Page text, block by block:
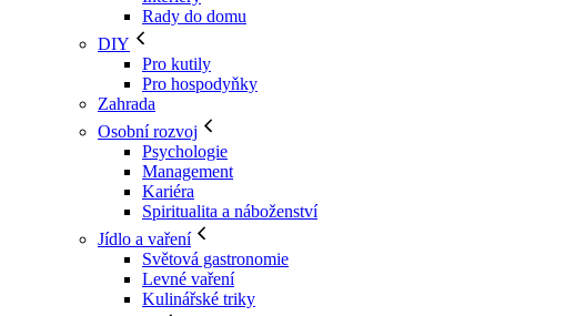
Rady do domu
DIY
Pro kutily
Pro hospodyňky
Zahrada
Osobní rozvoj
Psychologie
Management
Kariéra
Spiritualita a náboženství
Jídlo a vaření
Světová gastronomie
Levné vaření
Kulinářské triky